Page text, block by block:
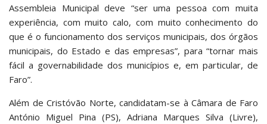
Assembleia Municipal deve “ser uma pessoa com muita
experiência, com muito calo, com muito conhecimento do
que é o funcionamento dos serviços municipais, dos órgãos
municipais, do Estado e das empresas”, para “tornar mais
fácil a governabilidade dos municípios e, em particular, de
Faro”.
Além de Cristóvão Norte, candidatam-se à Câmara de Faro
António Miguel Pina (PS), Adriana Marques Silva (Livre),